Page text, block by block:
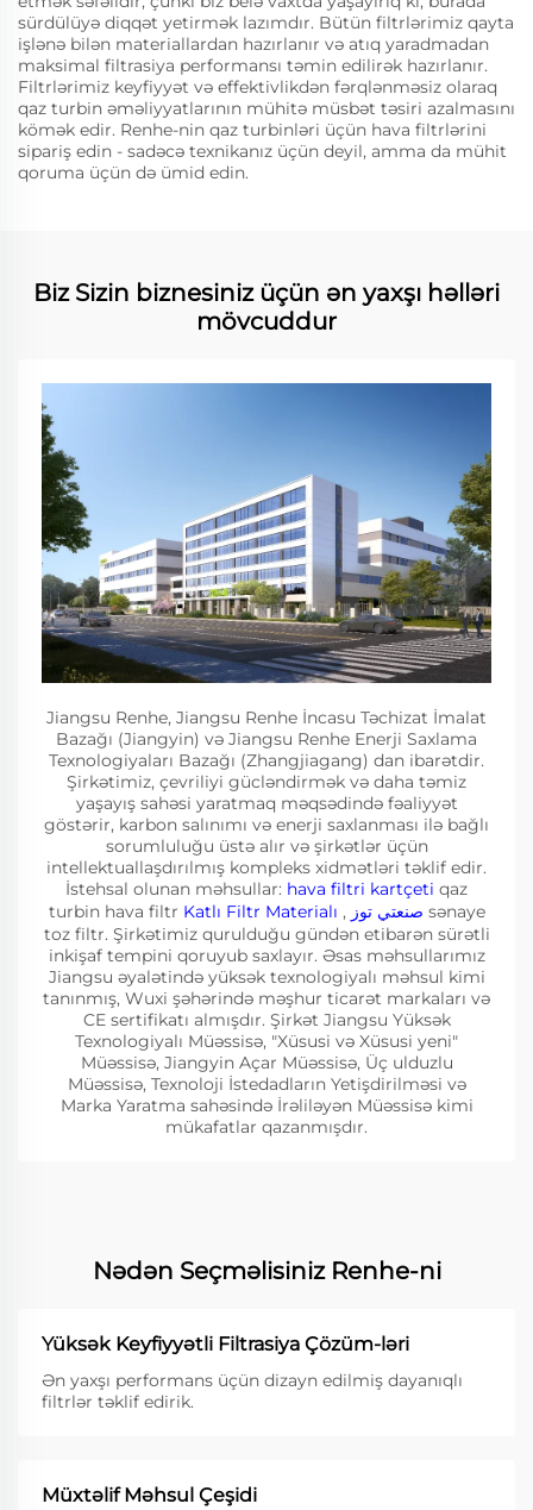
sürdülüyə diqqət yetirmək lazımdır. Bütün filtrlərimiz qayta
işlənə bilən materiallardan hazırlanır və atıq yaradmadan
maksimal filtrasiya performansı təmin edilirək hazırlanır.
Filtrlərimiz keyfiyyət və effektivlikdən fərqlənməsiz olaraq
qaz turbin əməliyyatlarının mühitə müsbət təsiri azalmasını
kömək edir. Renhe-nin qaz turbinləri üçün hava filtrlərini
sipariş edin - sadəcə texnikanız üçün deyil, amma da mühit
qoruma üçün də ümid edin.
Biz Sizin biznesiniz üçün ən yaxşı həlləri
mövcuddur
Jiangsu Renhe, Jiangsu Renhe İncasu Təchizat İmalat
Bazağı (Jiangyin) və Jiangsu Renhe Enerji Saxlama
Texnologiyaları Bazağı (Zhangjiagang) dan ibarətdir.
Şirkətimiz, çevriliyi gücləndirmək və daha təmiz
yaşayış sahəsi yaratmaq məqsədində fəaliyyət
göstərir, karbon salınımı və enerji saxlanması ilə bağlı
sorumluluğu üstə alır və şirkətlər üçün
intellektuallaşdırılmış kompleks xidmətləri təklif edir.
İstehsal olunan məhsullar: hava filtri kartçeti qaz
turbin hava filtr Katlı Filtr Materialı ,
sənaye
toz filtr. Şirkətimiz qurulduğu gündən etibarən sürətli
inkişaf tempini qoruyub saxlayır. Əsas məhsullarımız
Jiangsu əyalətində yüksək texnologiyalı məhsul kimi
tanınmış, Wuxi şəhərində məşhur ticarət markaları və
CE sertifikatı almışdır. Şirkət Jiangsu Yüksək
Texnologiyalı Müəssisə, "Xüsusi və Xüsusi yeni"
Müəssisə, Jiangyin Açar Müəssisə, Üç ulduzlu
Müəssisə, Texnoloji İstedadların Yetişdirilməsi və
Marka Yaratma sahəsində İrəliləyən Müəssisə kimi
mükafatlar qazanmışdır.
Nədən Seçməlisiniz Renhe-ni
Yüksək Keyfiyyətli Filtrasiya Çözüm-ləri
Ən yaxşı performans üçün dizayn edilmiş dayanıqlı
filtrlər təklif edirik.
Müxtəlif Məhsul Çeşidi